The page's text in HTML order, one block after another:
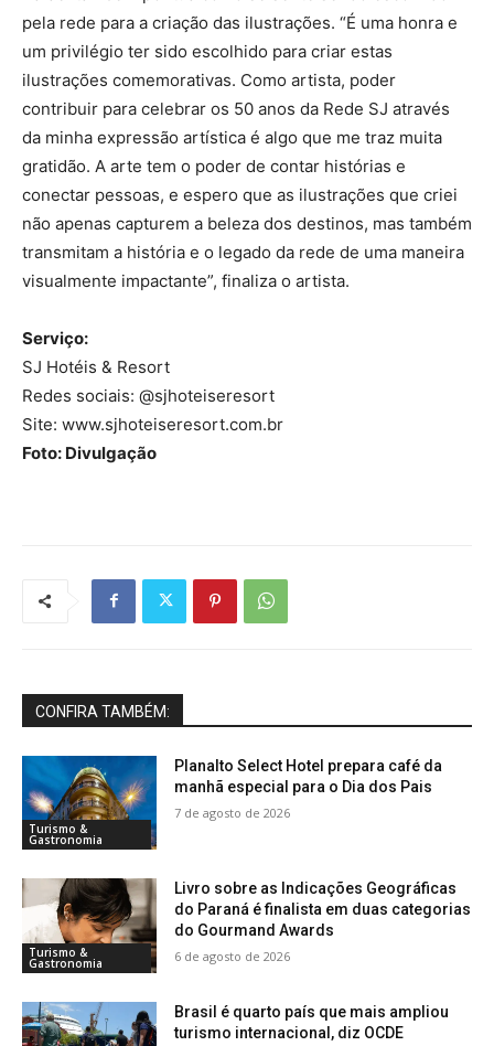
pela rede para a criação das ilustrações. “É uma honra e
um privilégio ter sido escolhido para criar estas
ilustrações comemorativas. Como artista, poder
contribuir para celebrar os 50 anos da Rede SJ através
da minha expressão artística é algo que me traz muita
gratidão. A arte tem o poder de contar histórias e
conectar pessoas, e espero que as ilustrações que criei
não apenas capturem a beleza dos destinos, mas também
transmitam a história e o legado da rede de uma maneira
visualmente impactante”, finaliza o artista.
Serviço:
SJ Hotéis & Resort
Redes sociais: @sjhoteiseresort
Site: www.sjhoteiseresort.com.br
Foto: Divulgação
CONFIRA TAMBÉM:
Turismo &
Gastronomia
Planalto Select Hotel prepara café da
manhã especial para o Dia dos Pais
7 de agosto de 2026
Turismo &
Gastronomia
Livro sobre as Indicações Geográficas
do Paraná é finalista em duas categorias
do Gourmand Awards
6 de agosto de 2026
Brasil é quarto país que mais ampliou
turismo internacional, diz OCDE